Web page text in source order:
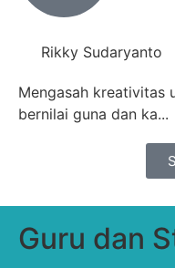
Rikky Sudaryanto
Mengasah kreativitas
bernilai guna dan ka...
Guru dan